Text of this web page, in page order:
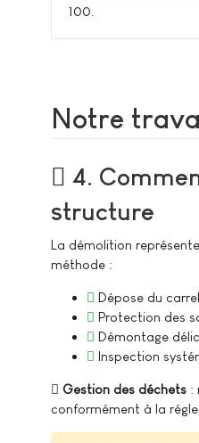
100.
Notre
4.
structure
La démolition
méthode :
Dépose du
Protection des
Démontage
Inspection
Gestion des déchets :
conformément à la